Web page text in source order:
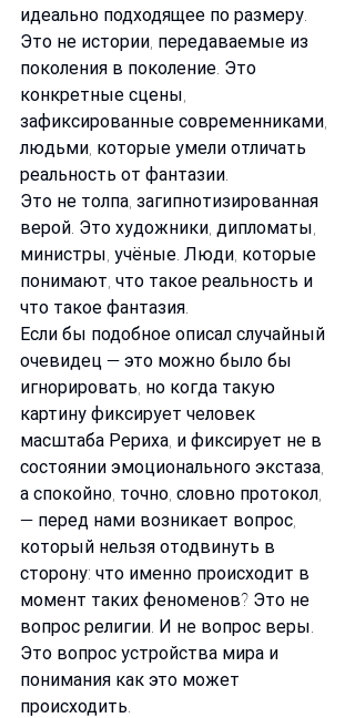
идеально подходящее по размеру.
Это не истории, передаваемые из
поколения в поколение. Это
конкретные сцены,
зафиксированные современниками,
людьми, которые умели отличать
реальность от фантазии.
Это не толпа, загипнотизированная
верой. Это художники, дипломаты,
министры, учёные. Люди, которые
понимают, что такое реальность и
что такое фантазия.
Если бы подобное описал случайный
очевидец — это можно было бы
игнорировать, но когда такую
картину фиксирует человек
масштаба Рериха, и фиксирует не в
состоянии эмоционального экстаза,
а спокойно, точно, словно протокол,
— перед нами возникает вопрос,
который нельзя отодвинуть в
сторону: что именно происходит в
момент таких феноменов? Это не
вопрос религии. И не вопрос веры.
Это вопрос устройства мира и
понимания как это может
происходить.